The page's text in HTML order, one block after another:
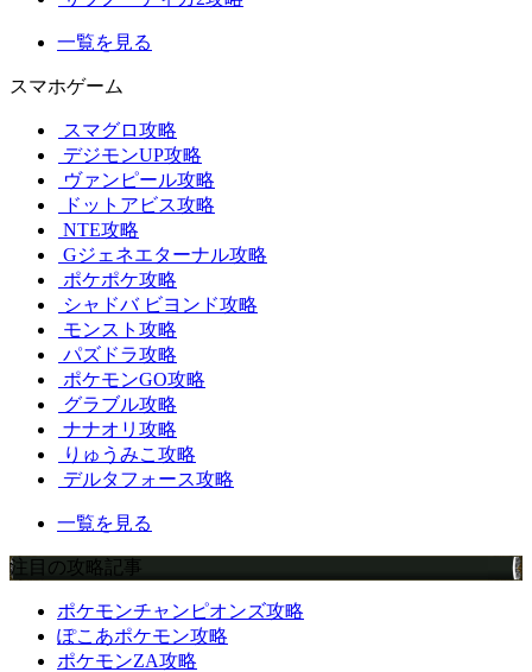
一覧を見る
スマホゲーム
スマグロ攻略
デジモンUP攻略
ヴァンピール攻略
ドットアビス攻略
NTE攻略
Gジェネエターナル攻略
ポケポケ攻略
シャドバ ビヨンド攻略
モンスト攻略
パズドラ攻略
ポケモンGO攻略
グラブル攻略
ナナオリ攻略
りゅうみこ攻略
デルタフォース攻略
一覧を見る
注目の攻略記事
ポケモンチャンピオンズ攻略
ぽこあポケモン攻略
ポケモンZA攻略